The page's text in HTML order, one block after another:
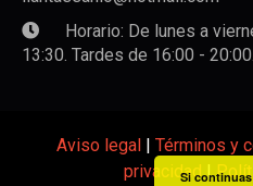
Horario: De lunes a
13:30. Tardes de 16:00 -
Aviso legal| Términos y
privacidad|
Si